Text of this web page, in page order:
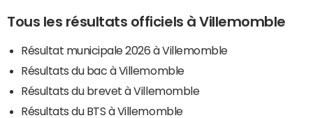
Tous les résultats officiels à Villemomble
Résultat municipale 2026 à Villemomble
Résultats du bac à Villemomble
Résultats du brevet à Villemomble
Résultats du BTS à Villemomble